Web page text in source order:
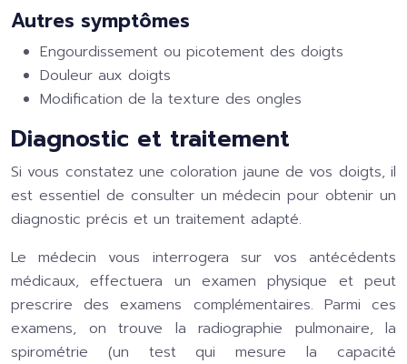
Autres symptômes
Engourdissement ou picotement des doigts
Douleur aux doigts
Modification de la texture des ongles
Diagnostic et traitement
Si vous constatez une coloration jaune de vos doigts, il
est essentiel de consulter un médecin pour obtenir un
diagnostic précis et un traitement adapté.
Le médecin vous interrogera sur vos antécédents
médicaux, effectuera un examen physique et peut
prescrire des examens complémentaires. Parmi ces
examens, on trouve la radiographie pulmonaire, la
spirométrie (un test qui mesure la capacité